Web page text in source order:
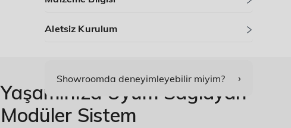
Aletsiz Kurulum
Showroomda deneyimleyebilir miyim? ›
Yaşamınıza Uyum Sağlayan
Modüler Sistem